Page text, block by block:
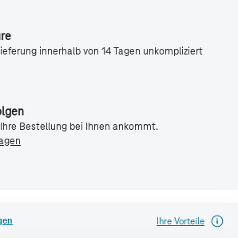
innerhalb von 14 Tagen unkompliziert
Bestellung bei Ihnen ankommt.
Ihre Vorteile